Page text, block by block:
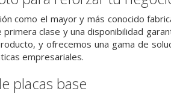
como el mayor y más conocido
clase y una disponibilidad
y ofrecemos una gama de
empresariales.
placas base